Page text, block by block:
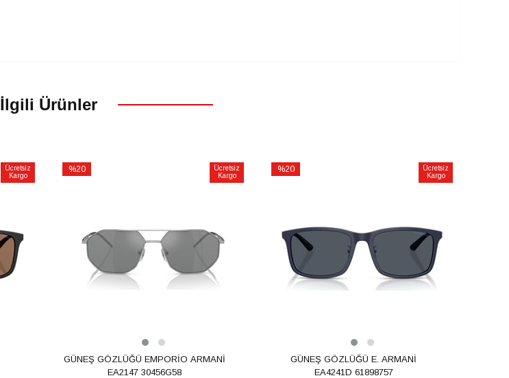
İlgili Ürünler
Ücretsiz
Kargo
%20
Ücretsiz
Kargo
GÜNEŞ GÖZLÜĞÜ EMPORİO ARMANİ
EA2147 30456G58
%20
Ücretsiz
Kargo
GÜNEŞ GÖZLÜĞÜ E. ARMANİ
EA4241D 61898757